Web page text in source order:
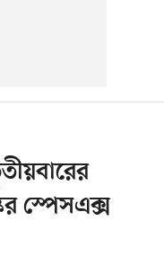
স্পেসএক্স